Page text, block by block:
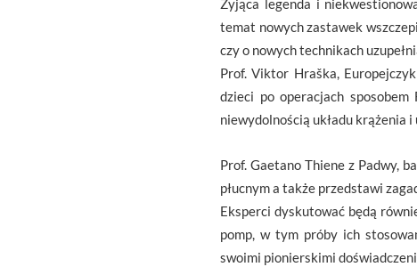
Żyjąca legenda i
temat nowych zastawek
czy o nowych technikach
Prof. Viktor Hraška,
dzieci po operacjach
niewydolnością układu krążenia
Prof. Gaetano Thiene z Padwy,
płucnym a także przedstawi
Eksperci dyskutować będą
pomp, w tym próby ich
swoimi pionierskimi